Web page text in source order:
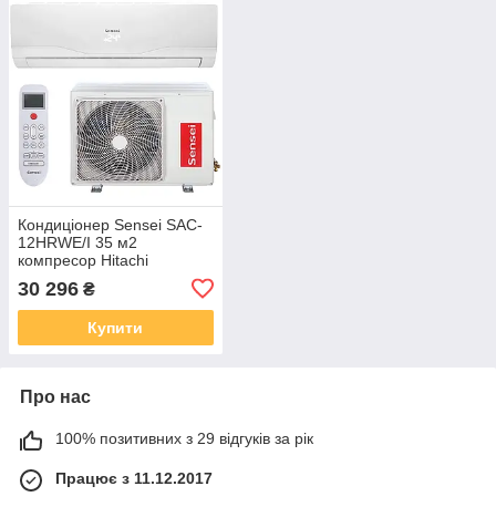
Кондиціонер Sensei SAC-
12HRWE/I 35 м2
компресор Hitachi
30 296 ₴
Купити
Про нас
100% позитивних з 29 відгуків за рік
Працює з 11.12.2017